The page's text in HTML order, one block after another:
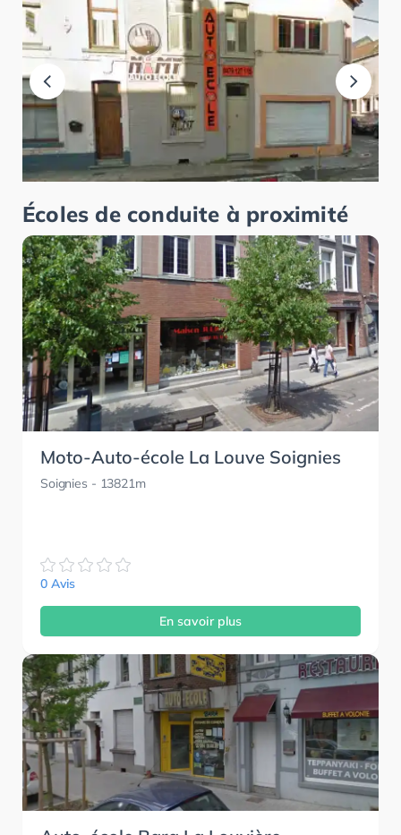
Écoles de conduite à proximité
Moto-Auto-école La Louve Soignies
Soignies - 13821m
0 Avis
En savoir plus